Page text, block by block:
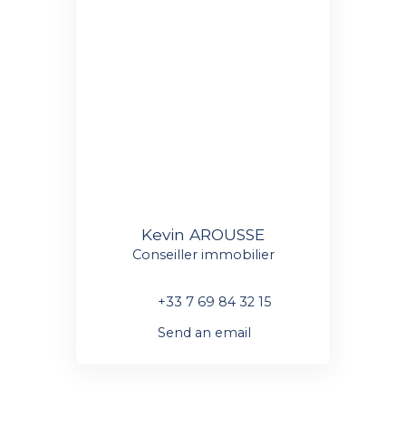
Kevin AROUSSE
Conseiller immobilier
+33 7 69 84 32 15
Send an email